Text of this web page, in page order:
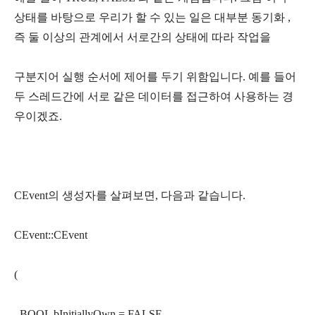
상태를 바탕으로 우리가 할 수 있는 일은 대부분 동기화 ,
즉 둘 이상의 관계에서 서로간의 상태에 따라 작업을
구분지어 실행 순서에 제어를 두기 위함입니다. 예를 들어
두 스레드간에 서로 같은 데이터를 접근하여 사용하는 경
우이겠죠.
CEvent의 생성자를 살펴보면, 다음과 같습니다.
CEvent::CEvent
(